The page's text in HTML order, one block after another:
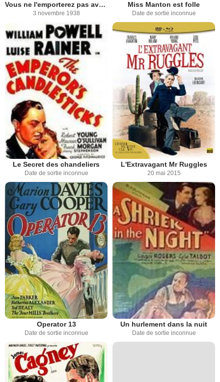
Vous ne l'emporterez pas avec vous
3 novembre 1938
Miss Manton est folle
Date de sortie inconnue
Le Secret des chandeliers
Date de sortie inconnue
L'Extravagant Mr Ruggles
20 mai 2015
Operator 13
Date de sortie inconnue
Un hurlement dans la nuit
Date de sortie inconnue